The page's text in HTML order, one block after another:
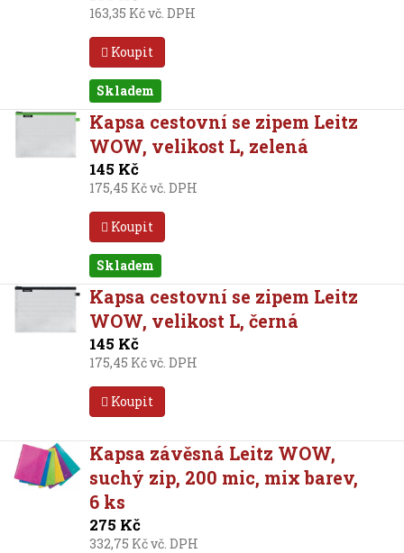
163,35 Kč vč. DPH
Koupit
Skladem
Kapsa cestovní se zipem Leitz
WOW, velikost L, zelená
145 Kč
175,45 Kč vč. DPH
Koupit
Skladem
Kapsa cestovní se zipem Leitz
WOW, velikost L, černá
145 Kč
175,45 Kč vč. DPH
Koupit
Kapsa závěsná Leitz WOW,
suchý zip, 200 mic, mix barev,
6 ks
275 Kč
332,75 Kč vč. DPH